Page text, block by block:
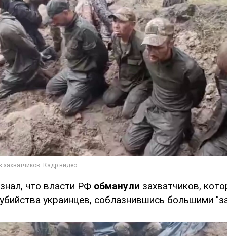
что власти РФ обманули захватчиков,
украинцев, соблазнившись большими